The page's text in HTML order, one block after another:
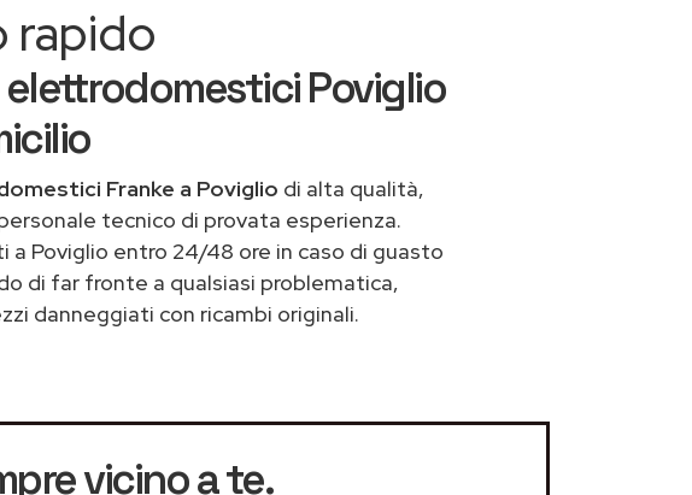
rapido
Poviglio
Franke a Poviglio di alta qualità,
tecnico di provata esperienza.
Poviglio entro 24/48 ore in caso di guasto
di far fronte a qualsiasi problematica,
danneggiati con ricambi originali.
vicino a te.